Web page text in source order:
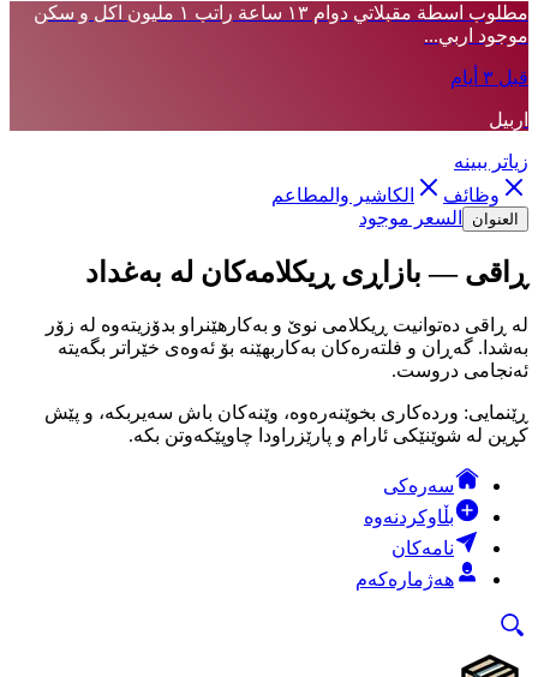
مطلوب اسطة مقبلاتي دوام ١٣ ساعة راتب ١ مليون اكل و سكن
موجود اربي...
قبل ٣ أيام
اربيل
زیاتر ببینە
وظائف
الكاشير والمطاعم
العنوان السعر موجود
ڕاقی — بازاڕی ڕیکلامەکان لە بەغداد
لە ڕاقی دەتوانیت ڕیکلامی نوێ و بەکارهێنراو بدۆزیتەوە لە زۆر
بەشدا. گەڕان و فلتەرەکان بەکاربهێنە بۆ ئەوەی خێراتر بگەیتە
ئەنجامی دروست.
ڕێنمایی: وردەکاری بخوێنەرەوە، وێنەکان باش سەیربکە، و پێش
کڕین لە شوێنێکی ئارام و پارێزراودا چاوپێکەوتن بکە.
سەرەکی
بڵاوکردنەوە
نامەکان
هەژمارەکەم